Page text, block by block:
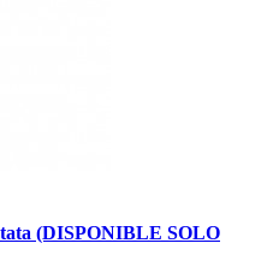
(DISPONIBLE SOLO